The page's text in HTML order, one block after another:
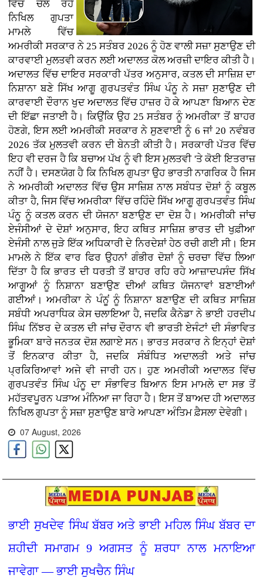
ਵਿੱਚ ਚੱਲ ਰਹੇ
ਨਿਖਿਲ ਗੁਪਤਾ
ਮਾਮਲੇ ਵਿੱਚ
ਅਮਰੀਕੀ ਸਰਕਾਰ ਨੇ 25 ਸਤੰਬਰ 2026 ਨੂੰ ਹੋਣ ਵਾਲੀ ਸਜ਼ਾ ਸੁਣਾਉਣ ਦੀ
ਕਾਰਵਾਈ ਮੁਲਤਵੀ ਕਰਨ ਲਈ ਅਦਾਲਤ ਕੋਲ ਅਰਜ਼ੀ ਦਾਇਰ ਕੀਤੀ ਹੈ।
ਅਦਾਲਤ ਵਿੱਚ ਦਾਇਰ ਸਰਕਾਰੀ ਪੱਤਰ ਅਨੁਸਾਰ, ਕਤਲ ਦੀ ਸਾਜ਼ਿਸ਼ ਦਾ
ਨਿਸ਼ਾਨਾ ਬਣੇ ਸਿੱਖ ਆਗੂ ਗੁਰਪਤਵੰਤ ਸਿੰਘ ਪੰਨੂ ਨੇ ਸਜ਼ਾ ਸੁਣਾਉਣ ਦੀ
ਕਾਰਵਾਈ ਦੌਰਾਨ ਖੁਦ ਅਦਾਲਤ ਵਿੱਚ ਹਾਜ਼ਰ ਹੋ ਕੇ ਆਪਣਾ ਬਿਆਨ ਦੇਣ
ਦੀ ਇੱਛਾ ਜਤਾਈ ਹੈ। ਕਿਉਂਕਿ ਉਹ 25 ਸਤੰਬਰ ਨੂੰ ਅਮਰੀਕਾ ਤੋਂ ਬਾਹਰ
ਹੋਣਗੇ, ਇਸ ਲਈ ਅਮਰੀਕੀ ਸਰਕਾਰ ਨੇ ਸੁਣਵਾਈ ਨੂੰ 6 ਜਾਂ 20 ਨਵੰਬਰ
2026 ਤੱਕ ਮੁਲਤਵੀ ਕਰਨ ਦੀ ਬੇਨਤੀ ਕੀਤੀ ਹੈ। ਸਰਕਾਰੀ ਪੱਤਰ ਵਿੱਚ
ਇਹ ਵੀ ਦਰਜ ਹੈ ਕਿ ਬਚਾਅ ਪੱਖ ਨੂੰ ਵੀ ਇਸ ਮੁਲਤਵੀ 'ਤੇ ਕੋਈ ਇਤਰਾਜ਼
ਨਹੀਂ ਹੈ। ਦਸਣਯੋਗ ਹੈ ਕਿ ਨਿਖਿਲ ਗੁਪਤਾ ਉਹ ਭਾਰਤੀ ਨਾਗਰਿਕ ਹੈ ਜਿਸ
ਨੇ ਅਮਰੀਕੀ ਅਦਾਲਤ ਵਿੱਚ ਉਸ ਸਾਜ਼ਿਸ਼ ਨਾਲ ਸਬੰਧਤ ਦੋਸ਼ਾਂ ਨੂੰ ਕਬੂਲ
ਕੀਤਾ ਹੈ, ਜਿਸ ਵਿੱਚ ਅਮਰੀਕਾ ਵਿੱਚ ਰਹਿੰਦੇ ਸਿੱਖ ਆਗੂ ਗੁਰਪਤਵੰਤ ਸਿੰਘ
ਪੰਨੂ ਨੂੰ ਕਤਲ ਕਰਨ ਦੀ ਯੋਜਨਾ ਬਣਾਉਣ ਦਾ ਦੋਸ਼ ਹੈ। ਅਮਰੀਕੀ ਜਾਂਚ
ਏਜੰਸੀਆਂ ਦੇ ਦੋਸ਼ਾਂ ਅਨੁਸਾਰ, ਇਹ ਕਥਿਤ ਸਾਜ਼ਿਸ਼ ਭਾਰਤ ਦੀ ਖੁਫ਼ੀਆ
ਏਜੰਸੀ ਨਾਲ ਜੁੜੇ ਇੱਕ ਅਧਿਕਾਰੀ ਦੇ ਨਿਰਦੇਸ਼ਾਂ ਹੇਠ ਰਚੀ ਗਈ ਸੀ। ਇਸ
ਮਾਮਲੇ ਨੇ ਇੱਕ ਵਾਰ ਫਿਰ ਉਹਨਾਂ ਗੰਭੀਰ ਦੋਸ਼ਾਂ ਨੂੰ ਚਰਚਾ ਵਿੱਚ ਲਿਆ
ਦਿੱਤਾ ਹੈ ਕਿ ਭਾਰਤ ਦੀ ਧਰਤੀ ਤੋਂ ਬਾਹਰ ਰਹਿ ਰਹੇ ਆਜ਼ਾਦਪਸੰਦ ਸਿੱਖ
ਆਗੂਆਂ ਨੂੰ ਨਿਸ਼ਾਨਾ ਬਣਾਉਣ ਦੀਆਂ ਕਥਿਤ ਯੋਜਨਾਵਾਂ ਬਣਾਈਆਂ
ਗਈਆਂ। ਅਮਰੀਕਾ ਨੇ ਪੰਨੂਂ ਨੂੰ ਨਿਸ਼ਾਨਾ ਬਣਾਉਣ ਦੀ ਕਥਿਤ ਸਾਜ਼ਿਸ਼
ਸਬੰਧੀ ਅਪਰਾਧਿਕ ਕੇਸ ਚਲਾਇਆ ਹੈ, ਜਦਕਿ ਕੈਨੇਡਾ ਨੇ ਭਾਈ ਹਰਦੀਪ
ਸਿੰਘ ਨਿੱਝਰ ਦੇ ਕਤਲ ਦੀ ਜਾਂਚ ਦੌਰਾਨ ਵੀ ਭਾਰਤੀ ਏਜੰਟਾਂ ਦੀ ਸੰਭਾਵਿਤ
ਭੂਮਿਕਾ ਬਾਰੇ ਜਨਤਕ ਦੋਸ਼ ਲਗਾਏ ਸਨ। ਭਾਰਤ ਸਰਕਾਰ ਨੇ ਇਨ੍ਹਾਂ ਦੋਸ਼ਾਂ
ਤੋਂ ਇਨਕਾਰ ਕੀਤਾ ਹੈ, ਜਦਕਿ ਸੰਬੰਧਿਤ ਅਦਾਲਤੀ ਅਤੇ ਜਾਂਚ
ਪ੍ਰਕਿਰਿਆਵਾਂ ਅਜੇ ਵੀ ਜਾਰੀ ਹਨ। ਹੁਣ ਅਮਰੀਕੀ ਅਦਾਲਤ ਵਿੱਚ
ਗੁਰਪਤਵੰਤ ਸਿੰਘ ਪੰਨੂ ਦਾ ਸੰਭਾਵਿਤ ਬਿਆਨ ਇਸ ਮਾਮਲੇ ਦਾ ਸਭ ਤੋਂ
ਮਹੱਤਵਪੂਰਨ ਪੜਾਅ ਮੰਨਿਆ ਜਾ ਰਿਹਾ ਹੈ। ਇਸ ਤੋਂ ਬਾਅਦ ਹੀ ਅਦਾਲਤ
ਨਿਖਿਲ ਗੁਪਤਾ ਨੂੰ ਸਜ਼ਾ ਸੁਣਾਉਣ ਬਾਰੇ ਆਪਣਾ ਅੰਤਿਮ ਫ਼ੈਸਲਾ ਦੇਵੇਗੀ।
07 August, 2026
ਭਾਈ ਸੁਖਦੇਵ ਸਿੰਘ ਬੱਬਰ ਅਤੇ ਭਾਈ ਮਹਿਲ ਸਿੰਘ ਬੱਬਰ ਦਾ
ਸ਼ਹੀਦੀ ਸਮਾਗਮ 9 ਅਗਸਤ ਨੂੰ ਸ਼ਰਧਾ ਨਾਲ ਮਨਾਇਆ
ਜਾਵੇਗਾ — ਭਾਈ ਸੁਖਚੈਨ ਸਿੰਘ